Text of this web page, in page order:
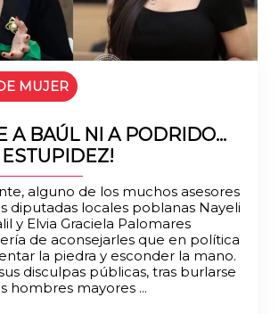
MUJER
A BAÚL NI A PODRIDO…
ESTUPIDEZ!
alguno de los muchos asesores
diputadas locales poblanas Nayeli
y Elvia Graciela Palomares
de aconsejarles que en política
la piedra y esconder la mano.
disculpas públicas, tras burlarse
hombres mayores ...